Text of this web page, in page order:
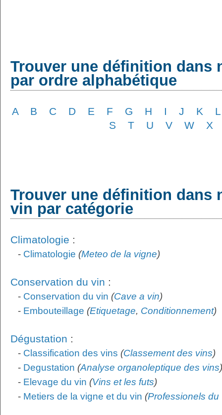
Trouver une définition dans
par ordre alphabétique
A B C D E F G H I J K
L
S
T U V W X
Trouver une définition dans
vin par catégorie
Climatologie :
- Climatologie (Meteo de la vigne)
Conservation du vin :
- Conservation du vin (Cave a vin)
- Embouteillage (Etiquetage, Conditionnement)
Dégustation :
- Classification des vins (Classement des vins)
- Degustation (Analyse organoleptique des vins)
- Elevage du vin (Vins et les futs)
- Metiers de la vigne et du vin (Professionels du